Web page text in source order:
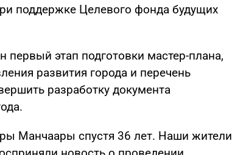
поддержке Целевого фонда будущих
этап подготовки мастер-плана,
развития города и перечень
разработку документа
Манчаары спустя 36 лет. Наши жители